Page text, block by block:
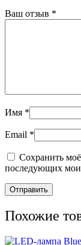
Ваш отзыв *
Имя *
Email *
Сохранить
последующих
Похожие